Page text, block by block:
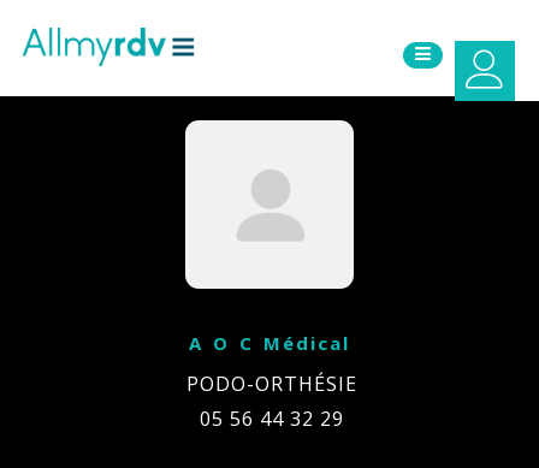
A O C Médical
PODO-ORTHÉSIE
05 56 44 32 29